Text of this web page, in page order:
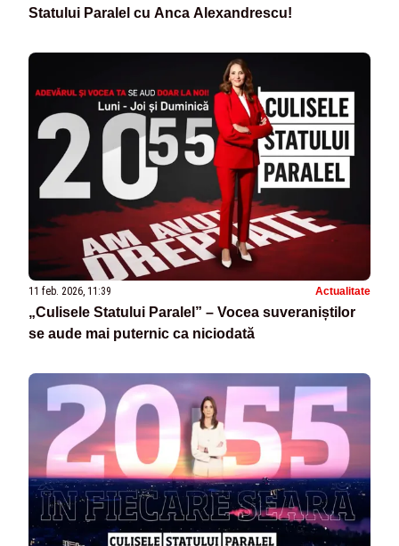
Statului Paralel cu Anca Alexandrescu!
11 feb. 2026, 11:39 Actualitate
„Culisele Statului Paralel” – Vocea suveraniștilor
se aude mai puternic ca niciodată